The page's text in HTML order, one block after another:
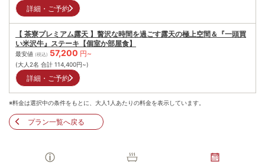
詳細・ご予約
【 茶寮プレミアム露天 】贅沢な時間を過ごす露天の極上空間＆『一頭買
い米沢牛』ステーキ【個室か部屋食】
最安値 (税込) 57,200 円~
(大人2名 合計 114,400円~)
詳細・ご予約
※料金は選択中の条件をもとに、大人1人あたりの料金を表示しています。
プラン一覧へ戻る